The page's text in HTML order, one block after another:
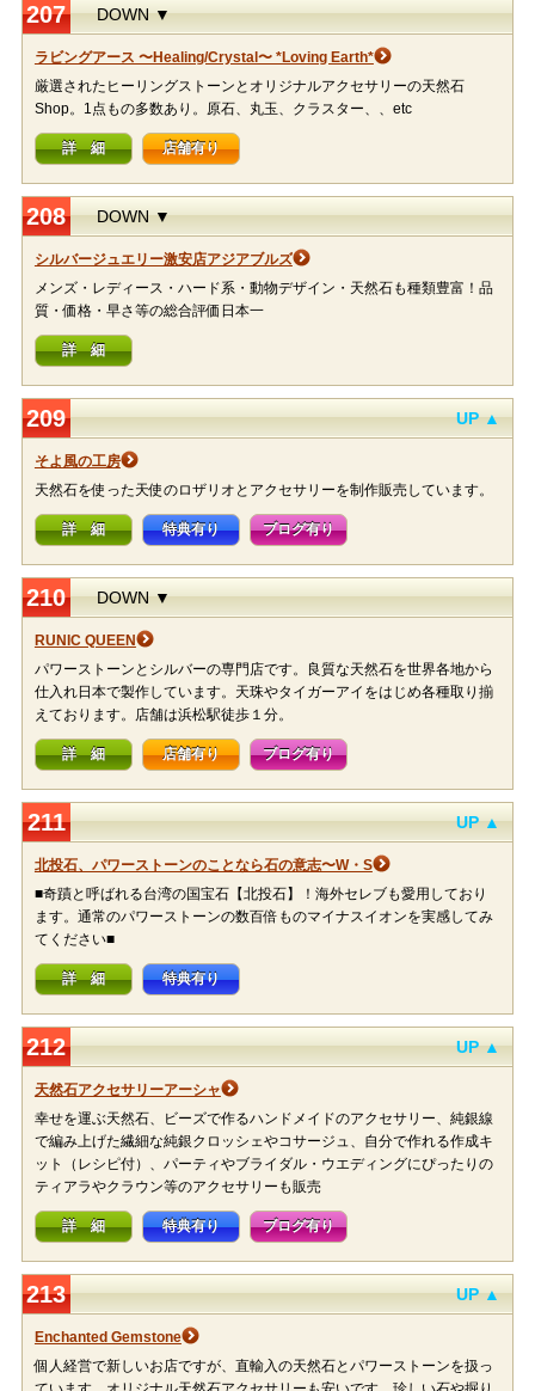
207 DOWN ▼
ラビングアース 〜Healing/Crystal〜 *Loving Earth*
厳選されたヒーリングストーンとオリジナルアクセサリーの天然石
Shop。1点もの多数あり。原石、丸玉、クラスター、、etc
詳 細 店舗有り
208 DOWN ▼
シルバージュエリー激安店アジアブルズ
メンズ・レディース・ハード系・動物デザイン・天然石も種類豊富！品
質・価格・早さ等の総合評価日本一
詳 細
209 UP ▲
そよ風の工房
天然石を使った天使のロザリオとアクセサリーを制作販売しています。
詳 細 特典有り ブログ有り
210 DOWN ▼
RUNIC QUEEN
パワーストーンとシルバーの専門店です。良質な天然石を世界各地から
仕入れ日本で製作しています。天珠やタイガーアイをはじめ各種取り揃
えております。店舗は浜松駅徒歩１分。
詳 細 店舗有り ブログ有り
211 UP ▲
北投石、パワーストーンのことなら石の意志〜W・S
■奇蹟と呼ばれる台湾の国宝石【北投石】！海外セレブも愛用しており
ます。通常のパワーストーンの数百倍ものマイナスイオンを実感してみ
てください■
詳 細 特典有り
212 UP ▲
天然石アクセサリーアーシャ
幸せを運ぶ天然石、ビーズで作るハンドメイドのアクセサリー、純銀線
で編み上げた繊細な純銀クロッシェやコサージュ、自分で作れる作成キ
ット（レシピ付）、パーティやブライダル・ウエディングにぴったりの
ティアラやクラウン等のアクセサリーも販売
詳 細 特典有り ブログ有り
213 UP ▲
Enchanted Gemstone
個人経営で新しいお店ですが、直輸入の天然石とパワーストーンを扱っ